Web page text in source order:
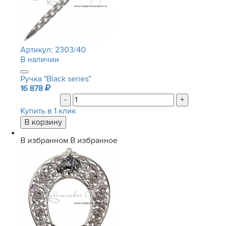
Артикул: 2303/40
В наличии
Ручка "Black series"
16 878
-
+
Купить в 1 клик
В избранном В избранное